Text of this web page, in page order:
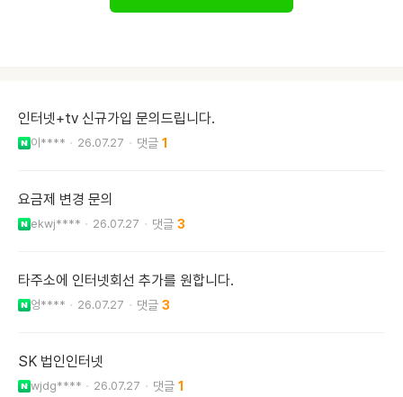
인터넷+tv 신규가입 문의드립니다.
이**** 26.07.27 1
요금제 변경 문의
ekwj**** 26.07.27 3
타주소에 인터넷회선 추가를 원합니다.
엉**** 26.07.27 3
SK 법인인터넷
wjdg**** 26.07.27 1